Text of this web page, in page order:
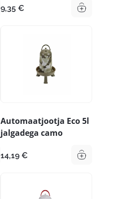
9,35 €
Automaatjootja Eco 5l
jalgadega camo
14,19 €